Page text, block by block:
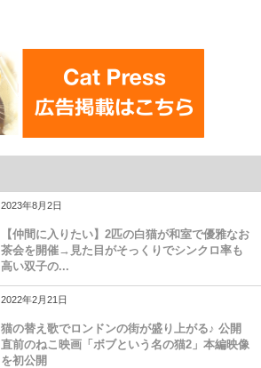
2023年8月2日
【仲間に入りたい】2匹の白猫が和室で優雅なお
茶会を開催→見た目がそっくりでシンクロ率も
高い双子の...
2022年2月21日
猫の替え歌でロンドンの街が盛り上がる♪ 公開
直前のねこ映画「ボブという名の猫2」本編映像
を初公開